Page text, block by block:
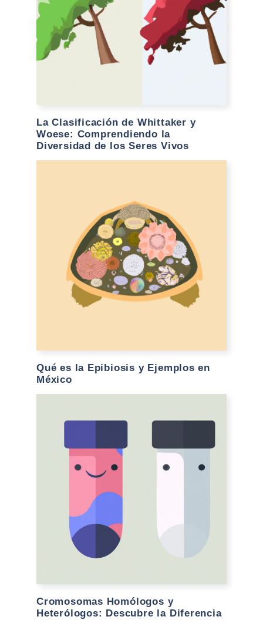
La Clasificación de Whittaker y
Woese: Comprendiendo la
Diversidad de los Seres Vivos
Qué es la Epibiosis y Ejemplos en
México
Cromosomas Homólogos y
Heterólogos: Descubre la Diferencia